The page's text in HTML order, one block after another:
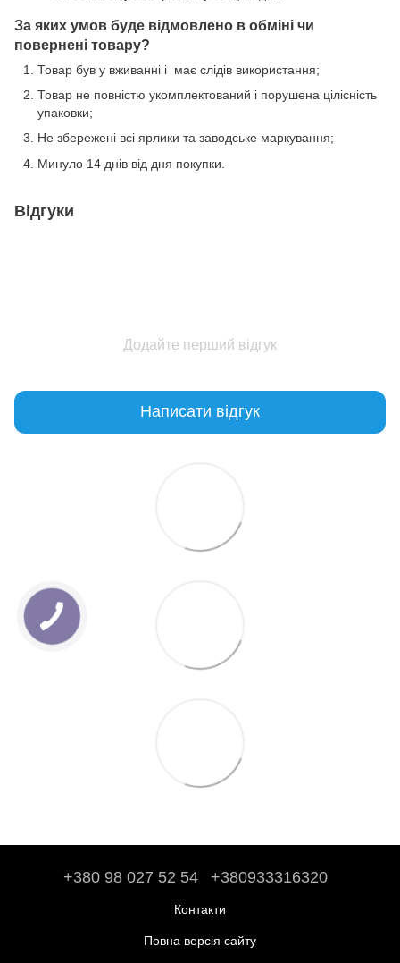
За яких умов буде відмовлено в обміні чи
повернені товару?
Товар був у вживанні і має слідів використання;
Товар не повністю укомплектований і порушена цілісність
упаковки;
Не збережені всі ярлики та заводське маркування;
Минуло 14 днів від дня покупки.
Відгуки
Додайте перший відгук
Написати відгук
+380 98 027 52 54 +380933316320
Контакти
Повна версія сайту